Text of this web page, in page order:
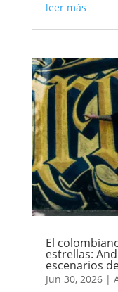
leer más
El
estrellas:
escenarios
Jun 30, 2026|